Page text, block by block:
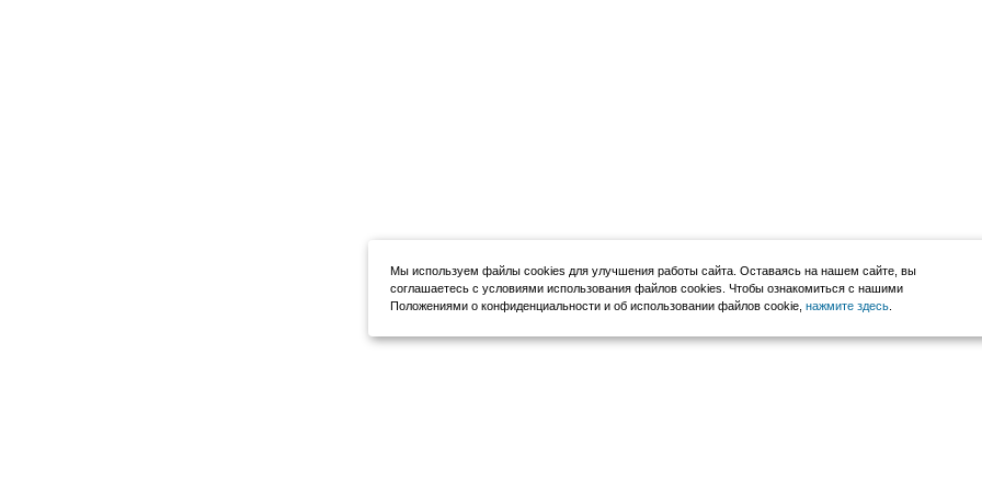
Мы используем файлы cookies для улучшения работы сайта. Оставаясь на нашем сайте, вы
соглашаетесь с условиями использования файлов cookies. Чтобы ознакомиться с нашими
Положениями о конфиденциальности и об использовании файлов cookie, нажмите здесь